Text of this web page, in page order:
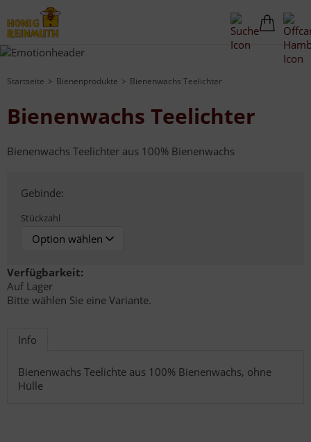
Startseite Bienenprodukte Bienenwachs Teelichter
Bienenwachs Teelichter
Bienenwachs Teelichter aus 100% Bienenwachs
Gebinde:
Stückzahl
Verfügbarkeit:
Auf Lager
Bitte wählen Sie eine Variante.
Info
Bienenwachs Teelichte aus 100% Bienenwachs, ohne
Hülle